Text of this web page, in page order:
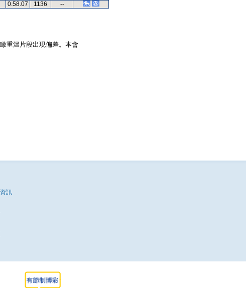
0.58.07 1136 --
重溫片段出現偏差。本會
訊